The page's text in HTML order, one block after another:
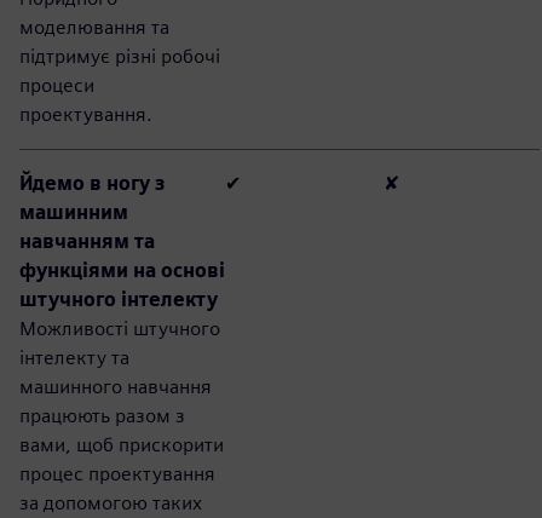
моделювання та
підтримує різні робочі
процеси
проектування.
Йдемо в ногу з
машинним
навчанням та
функціями на основі
штучного інтелекту
Можливості штучного
інтелекту та
машинного навчання
працюють разом з
вами, щоб прискорити
процес проектування
за допомогою таких
✔ ✘